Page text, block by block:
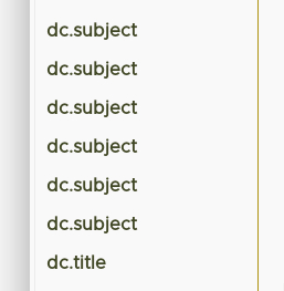
dc.subject
dc.subject
dc.subject
dc.subject
dc.subject
dc.subject
dc.title